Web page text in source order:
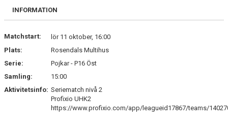
KONTAKT
INFORMATION
Matchstart:
lör 11 oktober, 16:00
Plats:
Rosendals Multihus
Serie:
Pojkar - P16 Öst
Samling:
15:00
Aktivitetsinfo: Seriematch nivå 2
Profixio UHK2
https://www.profixio.com/app/leagueid17867/teams/